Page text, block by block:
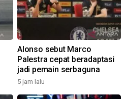
Alonso sebut Marco
Palestra cepat beradaptasi
jadi pemain serbaguna
5 jam lalu